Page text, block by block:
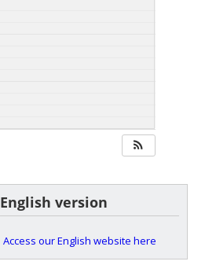
English version
Access our English website here